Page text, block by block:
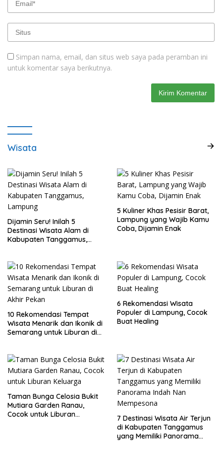
Simpan nama, email, dan situs web saya pada peramban ini
untuk komentar saya berikutnya.
Wisata
Dijamin Seru! Inilah 5
Destinasi Wisata Alam di
Kabupaten Tanggamus,
5 Kuliner Khas Pesisir Barat,
Lampung yang Wajib Kamu
Coba, Dijamin Enak
10 Rekomendasi Tempat
Wisata Menarik dan Ikonik di
Semarang untuk Liburan di
6 Rekomendasi Wisata
Populer di Lampung, Cocok
Buat Healing
Taman Bunga Celosia Bukit
Mutiara Garden Ranau,
Cocok untuk Liburan
7 Destinasi Wisata Air Terjun
di Kabupaten Tanggamus
yang Memiliki Panorama